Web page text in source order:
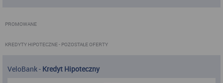
PROMOWANE
KREDYTY HIPOTECZNE- POZOSTAŁE OFERTY
VeloBank- Kredyt Hipoteczny